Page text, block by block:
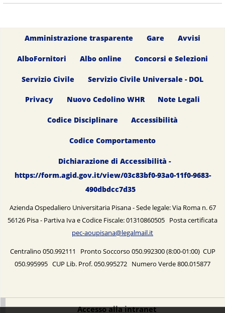
Amministrazione trasparente Gare Avvisi
AlboFornitori Albo online Concorsi e Selezioni
Servizio Civile Servizio Civile Universale - DOL
Privacy Nuovo Cedolino WHR Note Legali
Codice Disciplinare Accessibilità
Codice Comportamento
Dichiarazione di Accessibilità -
https://form.agid.gov.it/view/03c83bf0-93a0-11f0-9683-
490dbdcc7d35
Azienda Ospedaliero Universitaria Pisana - Sede legale: Via Roma n. 67
56126 Pisa - Partiva Iva e Codice Fiscale: 01310860505 Posta certificata
pec-aoupisana@legalmail.it
Centralino 050.992111 Pronto Soccorso 050.992300 (8:00-01:00) CUP
050.995995 CUP Lib. Prof. 050.995272 Numero Verde 800.015877
Accesso alla intranet